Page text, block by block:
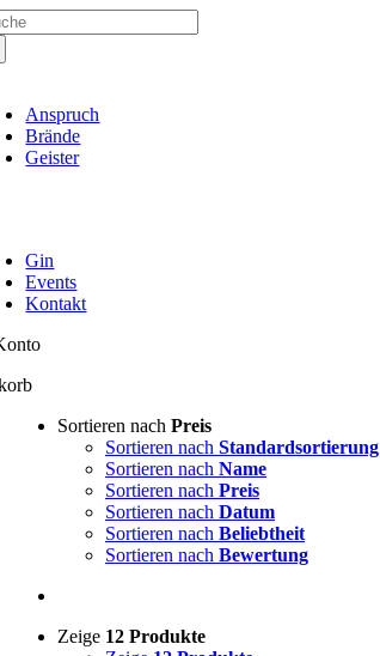
Zum
Inhalt
Anspruch
Brände
Geister
Gin
Events
Kontakt
Sortieren nach Preis
Sortieren nach Standardsortierung
Sortieren nach Name
Sortieren nach Preis
Sortieren nach Datum
Sortieren nach Beliebtheit
Sortieren nach Bewertung
Zeige 12 Produkte